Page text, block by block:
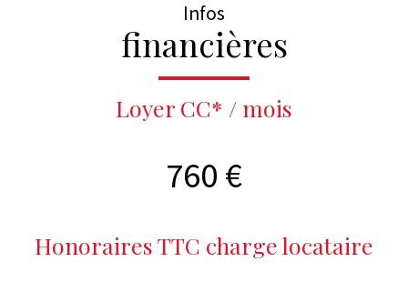
Infos
financières
Loyer CC* / mois
760 €
Honoraires TTC charge locataire